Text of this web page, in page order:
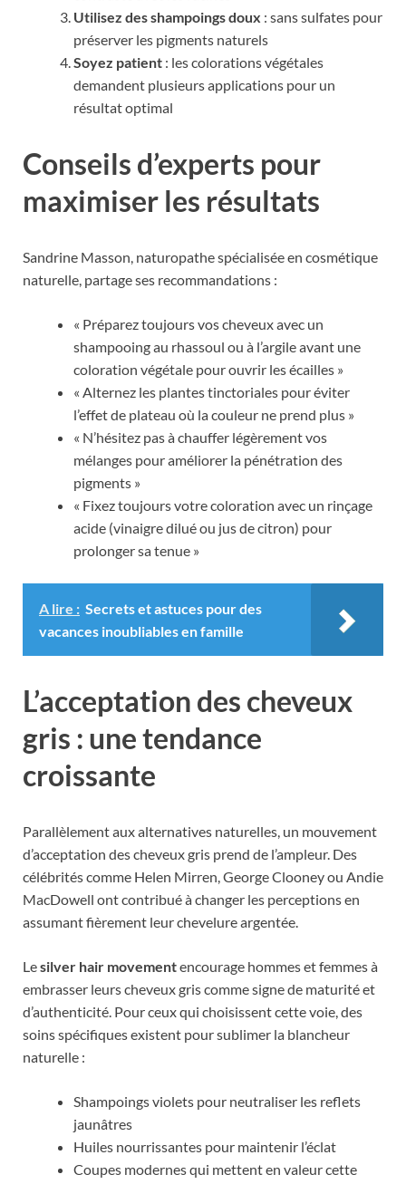
Utilisez des shampoings doux : sans sulfates pour
préserver les pigments naturels
Soyez patient : les colorations végétales
demandent plusieurs applications pour un
résultat optimal
Conseils d’experts pour
maximiser les résultats
Sandrine Masson, naturopathe spécialisée en cosmétique
naturelle, partage ses recommandations :
« Préparez toujours vos cheveux avec un
shampooing au rhassoul ou à l’argile avant une
coloration végétale pour ouvrir les écailles »
« Alternez les plantes tinctoriales pour éviter
l’effet de plateau où la couleur ne prend plus »
« N’hésitez pas à chauffer légèrement vos
mélanges pour améliorer la pénétration des
pigments »
« Fixez toujours votre coloration avec un rinçage
acide (vinaigre dilué ou jus de citron) pour
prolonger sa tenue »
A lire : Secrets et astuces pour des
vacances inoubliables en famille
L’acceptation des cheveux
gris : une tendance
croissante
Parallèlement aux alternatives naturelles, un mouvement
d’acceptation des cheveux gris prend de l’ampleur. Des
célébrités comme Helen Mirren, George Clooney ou Andie
MacDowell ont contribué à changer les perceptions en
assumant fièrement leur chevelure argentée.
Lesilver hair movementencourage hommes et femmes à
embrasser leurs cheveux gris comme signe de maturité et
d’authenticité. Pour ceux qui choisissent cette voie, des
soins spécifiques existent pour sublimer la blancheur
naturelle :
Shampoings violets pour neutraliser les reflets
jaunâtres
Huiles nourrissantes pour maintenir l’éclat
Coupes modernes qui mettent en valeur cette